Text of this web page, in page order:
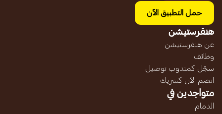
حمل التطبيق الآن
هنقرستيشن
عن هنقرستيشن
وظائف
سجّل كمندوب توصيل
انضم الآن كشريك
متواجدين في
الدمام